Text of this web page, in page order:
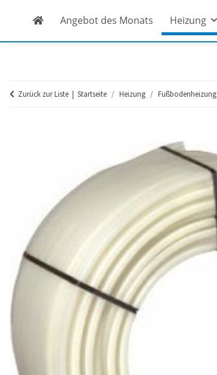
Angebot des Monats Heizung
Zurück zur Liste Startseite Heizung Fußbodenheizung